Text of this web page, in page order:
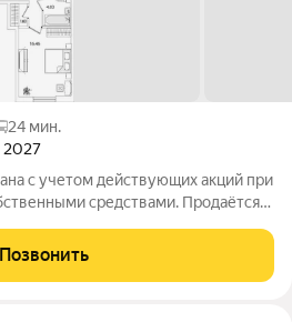
24 мин.
2027
с учетом действующих акций при
средствами. Продаётся
находится в 9 этажном доме, в
Позвонить